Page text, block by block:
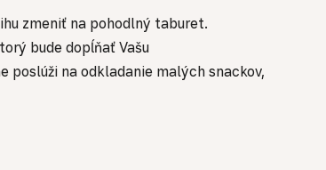
zmeniť na pohodlný taburet.
bude dopĺňať Vašu
poslúži na odkladanie malých snackov,